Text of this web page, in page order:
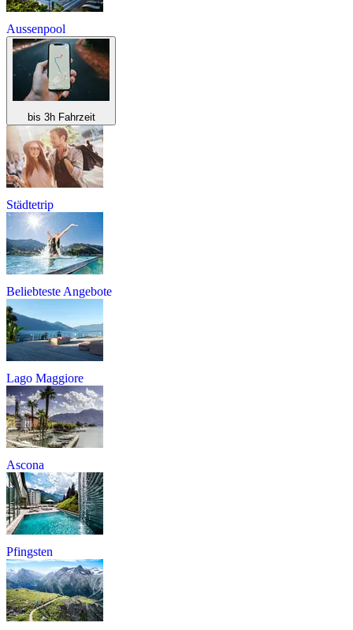
Aussenpool
bis 3h Fahrzeit
Städtetrip
Beliebteste Angebote
Lago Maggiore
Ascona
Pfingsten